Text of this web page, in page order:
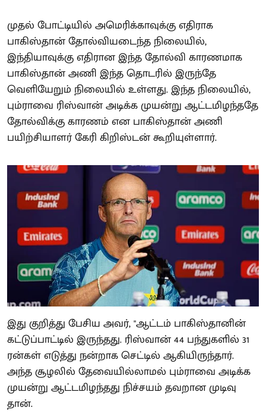
முதல் போட்டியில் அமெரிக்காவுக்கு எதிராக
பாகிஸ்தான் தோல்வியடைந்த நிலையில்,
இந்தியாவுக்கு எதிரான இந்த தோல்வி காரணமாக
பாகிஸ்தான் அணி இந்த தொடரில் இருந்தே
வெளியேறும் நிலையில் உள்ளது. இந்த நிலையில்,
பும்ராவை ரிஸ்வான் அடிக்க முயன்று ஆட்டமிழந்ததே
தோல்விக்கு காரணம் என பாகிஸ்தான் அணி
பயிற்சியாளர் கேரி கிறிஸ்டன் கூறியுள்ளார்.
இது குறித்து பேசிய அவர், "ஆட்டம் பாகிஸ்தானின்
கட்டுப்பாட்டில் இருந்தது. ரிஸ்வான் 44 பந்துகளில் 31
ரன்கள் எடுத்து நன்றாக செட்டில் ஆகியிருந்தார்.
அந்த சூழலில் தேவையில்லாமல் பும்ராவை அடிக்க
முயன்று ஆட்டமிழந்தது நிச்சயம் தவறான முடிவு
தான்.